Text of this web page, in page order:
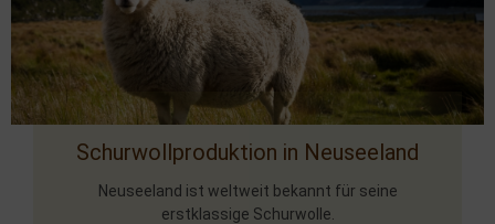
Schurwollproduktion in Neuseeland
Neuseeland ist weltweit bekannt für seine
erstklassige Schurwolle.